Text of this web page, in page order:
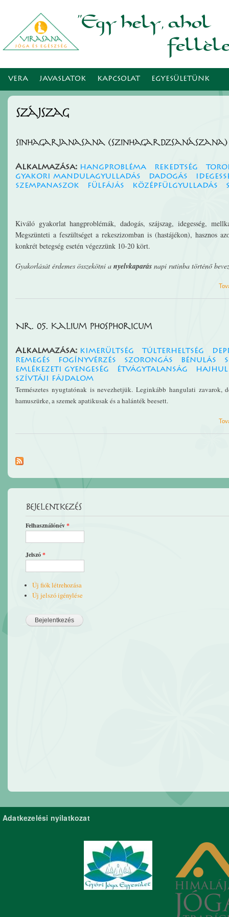
VERA JAVASLATOK KAPCSOLAT EGYESÜLETÜNK
szájszag
Sinhagarjanasana (Szinhagardzsanászana)
Alkalmazása: hangprobléma rekedtség
gyakori mandulagyulladás
dadogás
szempanaszok
fülfájás középfülgyulladás
Kiváló gyakorlat hangproblémák, dadogás, szájszag, idegesség,
Megszünteti a feszültséget a rekeszizomban is (hastájékon), hasznos
konkrét betegség esetén végezzünk 10-20 kört.
Gyakorlását érdemes összekötni a nyelvkaparás napi rutinba történő
Nr. 05. Kalium phosphoricum
Alkalmazása: kimerültség túlterheltség
remegés
fogínyvérzés szorongás bénulás
emlékezeti gyengeség
étvágytalanság
szívtáji fájdalom
Természetes nyugtatónak is nevezhetjük. Leginkább hangulati zavarok,
hamuszürke, a szemek apatikusak és a halánték beesett.
Bejelentkezés
Felhasználónév*
Jelszó*
Új fiók létrehozása
Új jelszó igénylése
Adatkezelési nyilatkozat